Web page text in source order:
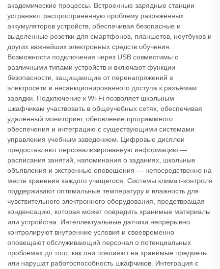
академические процессы. Встроенные зарядные станции
устраняют распространённую проблему разряженных
аккумуляторов устройств, обеспечивая безопасные и
выделенные розетки для смартфонов, планшетов, ноутбуков и
других важнейших электронных средств обучения.
Возможности подключения через USB совместимы с
различными типами устройств и включают функции
безопасности, защищающие от перенапряжений в
электросети и несанкционированного доступа к разъёмам
зарядки. Подключение к Wi-Fi позволяет школьным
шкафчикам участвовать в общеучебных сетях, обеспечивая
удалённый мониторинг, обновление программного
обеспечения и интеграцию с существующими системами
управления учебным заведением. Цифровые дисплеи
предоставляют персонализированную информацию —
расписания занятий, напоминания о заданиях, школьные
объявления и экстренные оповещения — непосредственно на
месте хранения каждого учащегося. Системы климат-контроля
поддерживают оптимальные температуру и влажность для
чувствительного электронного оборудования, предотвращая
конденсацию, которая может повредить хранимые материалы
или устройства. Интеллектуальные датчики непрерывно
контролируют внутренние условия и своевременно
оповещают обслуживающий персонал о потенциальных
проблемах до того, как они повлияют на хранимые предметы
или нарушат работоспособность шкафчиков. Интеграция с